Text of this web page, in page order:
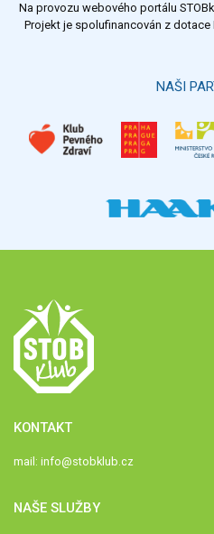
Výsledky
Na provozu webového portálu
Projekt je spolufinancován z
NAŠI
KONTAKT
mail: info@stobklub.cz
NAŠE SLUŽBY